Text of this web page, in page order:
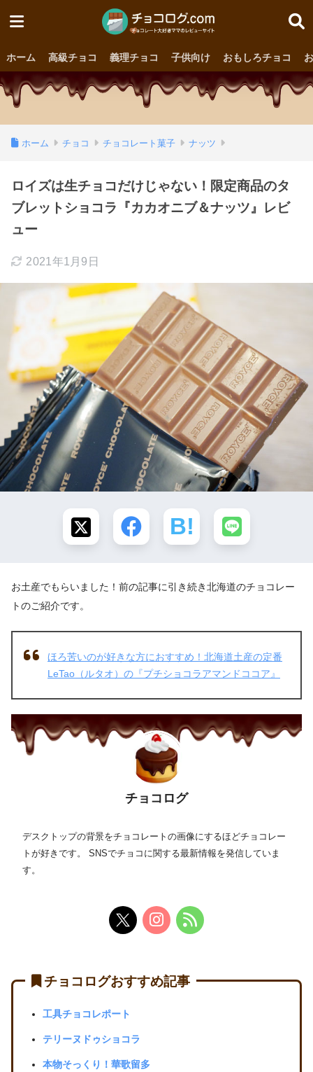
ホーム 高級チョコ 義理チョコ 子供向け おもしろチョコ
ホーム チョコ チョコレート菓子 ナッツ
ロイズは生チョコだけじゃない！限定商品のタ
ブレットショコラ『カカオニブ＆ナッツ』レビ
ュー
2021年1月9日
お土産でもらいました！前の記事に引き続き北海道のチョコレー
トのご紹介です。
ほろ苦いのが好きな方におすすめ！北海道土産の定番
LeTao（ルタオ）の『プチショコラアマンドココア』
チョコログ
デスクトップの背景をチョコレートの画像にするほどチョコレー
トが好きです。 SNSでチョコに関する最新情報を発信していま
す。
チョコログおすすめ記事
工具チョコレポート
テリーヌドゥショコラ
本物そっくり！華歌留多